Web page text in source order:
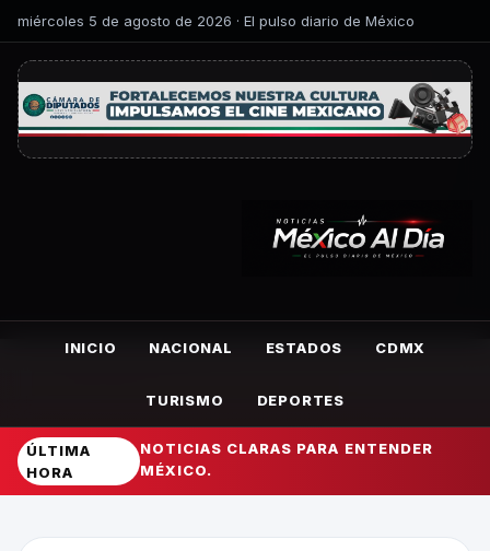
miércoles 5 de agosto de 2026 · El pulso diario de México
INICIO NACIONAL ESTADOS CDMX
TURISMO DEPORTES
ÚLTIMA
HORA
NOTICIAS CLARAS PARA ENTENDER
MÉXICO.